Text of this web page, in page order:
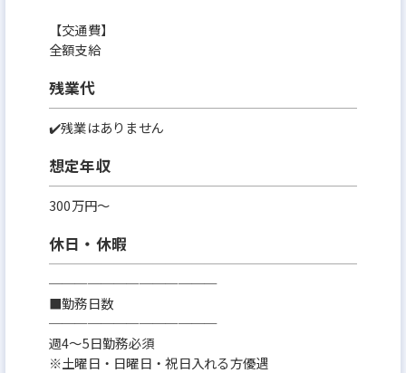
【交通費】
全額支給
残業代
✔️残業はありません
想定年収
300万円〜
休日・休暇
─────────────
■勤務日数
─────────────
週4～5日勤務必須
※土曜日・日曜日・祝日入れる方優遇